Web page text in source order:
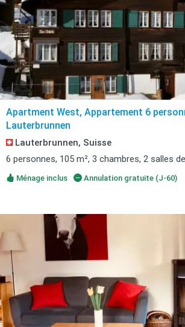
Apartment West, Appartement 6
Lauterbrunnen
Lauterbrunnen, Suisse
6 personnes, 105 m², 3 chambres, 2 salles
Ménage inclus Annulation gratuite (J-60)